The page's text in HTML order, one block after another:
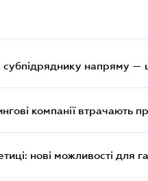
субпідряднику напряму —
компанії втрачають
нові можливості для